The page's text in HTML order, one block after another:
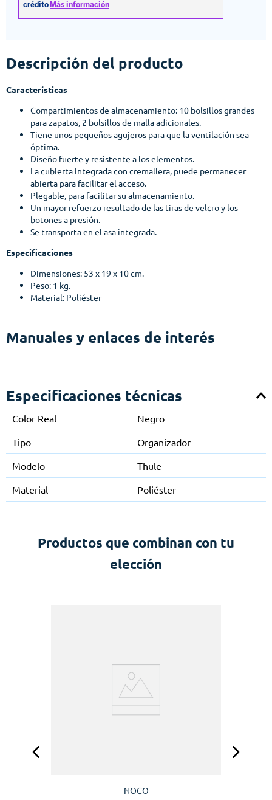
Descripción del producto
Características
Compartimientos de almacenamiento: 10 bolsillos grandes
para zapatos, 2 bolsillos de malla adicionales.
Tiene unos pequeños agujeros para que la ventilación sea
óptima.
Diseño fuerte y resistente a los elementos.
La cubierta integrada con cremallera, puede permanecer
abierta para facilitar el acceso.
Plegable, para facilitar su almacenamiento.
Un mayor refuerzo resultado de las tiras de velcro y los
botones a presión.
Se transporta en el asa integrada.
Especificaciones
Dimensiones: 53 x 19 x 10 cm.
Peso: 1 kg.
Material: Poliéster
Manuales y enlaces de interés
Especificaciones técnicas
Color Real
Negro
Tipo
Organizador
Modelo
Thule
Material
Poliéster
Productos que combinan con tu
elección
NOCO